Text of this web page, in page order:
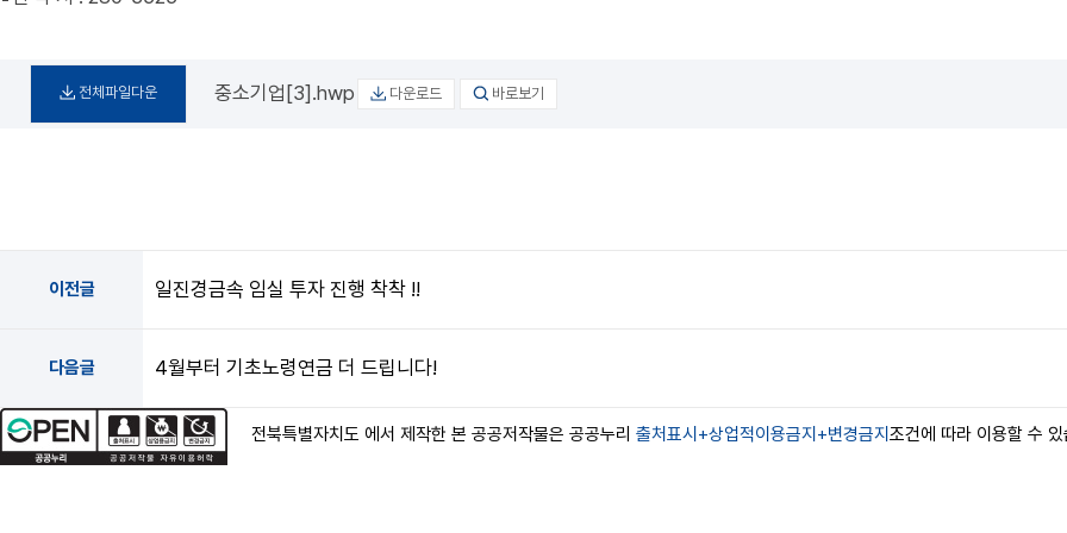
전체파일다운 중소기업[3].hwp 다운로드 바로보기
이전글 일진경금속 임실 투자 진행 착착 !!
다음글 4월부터 기초노령연금 더 드립니다!
전북특별자치도 에서 제작한 본 공공저작물은 공공누리 출처표시+상업적이용금지+변경금지 조건에 따라 이용할 수